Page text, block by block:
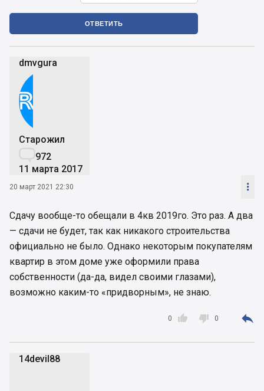
ОТВЕТИТЬ
dmvgura
Старожил
972
11 марта 2017
20 март 2021 22:30 
Сдачу вообще-то обещали в 4кв 2019го. Это раз. А два
— сдачи не будет, так как никакого строительства
официально не было. Однако некоторым покупателям
квартир в этом доме уже оформили права
собственности (да-да, видел своими глазами),
возможно каким-то «придворным», не знаю.

0  0 
14devil88